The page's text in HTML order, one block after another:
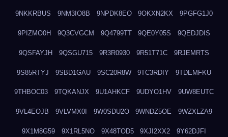
9NKKRBUS 9NM3IO8B 9NPDK8EO 9OKXN2KX 9PGFG1J0
9PIZMO0H 9Q3CVGCM 9Q4799TT 9QE0Y05S 9QEDJDIS
9QSFAYJH 9QSGU715 9R3R0930 9R51T71C 9RJEMRTS
9S85RTYJ 9SBD1GAU 9SC20R8W 9TC3RDIY 9TDEMFKU
9THBOC03 9TQKANJX 9U1AHKCF 9UDYO1HV 9UW8EUTC
9VL4EOJB 9VLVMX0I 9W0SDU2O 9WNDZ5OE 9WZXLZA9
9X1M8G59 9X1RL5NO 9X48TOD5 9XJI2XX2 9Y62DJFI